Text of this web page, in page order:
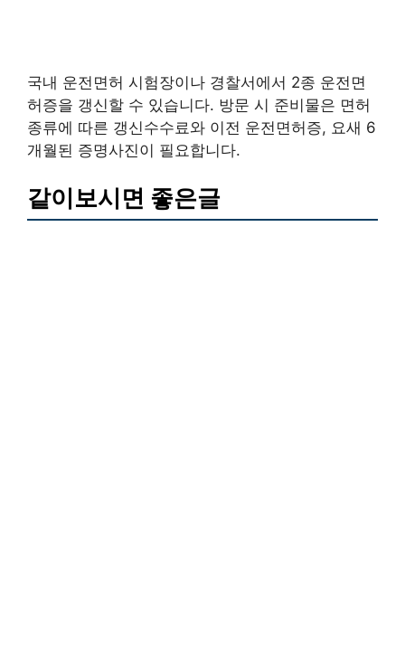
국내 운전면허 시험장이나 경찰서에서 2종 운전면
허증을 갱신할 수 있습니다. 방문 시 준비물은 면허
종류에 따른 갱신수수료와 이전 운전면허증, 요새 6
개월된 증명사진이 필요합니다.
같이보시면 좋은글